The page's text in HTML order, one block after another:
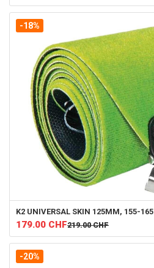
-18%
K2 UNIVERSAL SKIN 125MM, 155-165
179.00 CHF219.00 CHF
-20%